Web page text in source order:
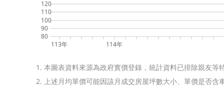
80
90
100
110
120
113年 114年
1. 本圖表資料來源為政府實價登錄，統計資料已排除親友
2. 上述月均單價可能因該月成交房屋坪數大小、單價是否